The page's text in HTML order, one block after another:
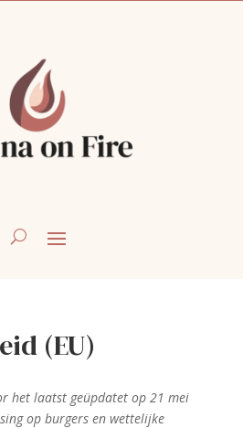
(EU)
het laatst geüpdatet op 21 mei
op burgers en wettelijke